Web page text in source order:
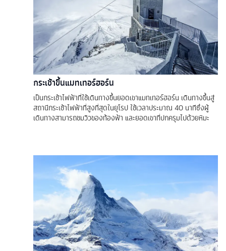
กระเช้าขึ้นแมทเทอร์ฮอร์น
เป็นกระเช้าไฟฟ้าที่ใช้เดินทางขึ้นยอดเขาแมทเทอร์ฮอร์น เดินทางขึ้นสู่
สถานีกระเช้าไฟฟ้าที่สูงที่สุดในยุโรป ใช้เวลาประมาณ 40 นาทีซึ่งผู้
เดินทางสามารถชมวิวของท้องฟ้า และยอดเขาที่ปกครุมไปด้วยหิมะ